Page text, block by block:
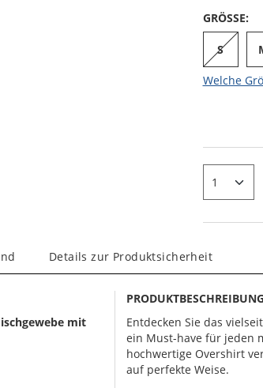
GRÖSSE:
S
Welche
Details zur Produktsicherheit
mit
PRODUKTBESCHREIBUNG
Entdecken Sie das
ein Must-have für jeden
hochwertige Overshirt
auf perfekte Weise.